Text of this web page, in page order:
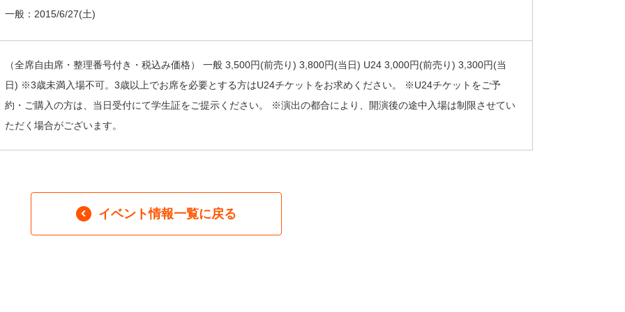
一般： 2015/6/27(土)
（全席自由席・整理番号付き・税込み価格） 一般 3,500円(前売り) 3,800円(当日) U24 3,000円(前売り) 3,300円(当
日) ※3歳未満入場不可。3歳以上でお席を必要とする方はU24チケットをお求めください。 ※U24チケットをご予
約・ご購入の方は、当日受付にて学生証をご提示ください。 ※演出の都合により、開演後の途中入場は制限させてい
ただく場合がございます。
イベント情報一覧に戻る